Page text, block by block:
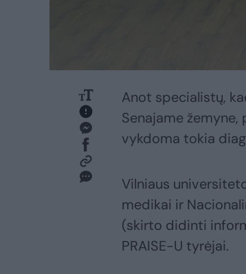
Anot specialistų,
Senajame
vykdoma tokia
Vilniaus
medikai ir
(skirto didinti
PRAISE-U tyrėjai.